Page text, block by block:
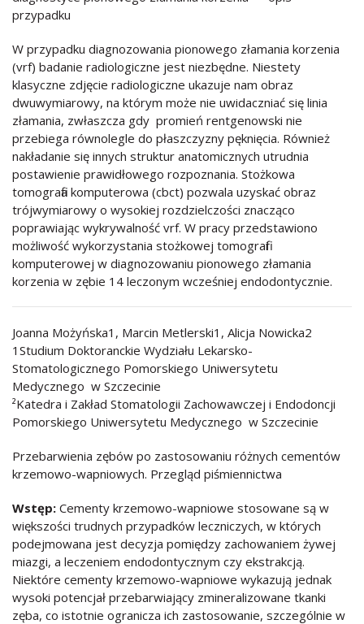
przypadku
W przypadku diagnozowania pionowego złamania korzenia
(vrf) badanie radiologiczne jest niezbędne. Niestety
klasyczne zdjęcie radiologiczne ukazuje nam obraz
dwuwymiarowy, na którym może nie uwidaczniać się linia
złamania, zwłaszcza gdy promień rentgenowski nie
przebiega równolegle do płaszczyzny pęknięcia. Również
nakładanie się innych struktur anatomicznych utrudnia
postawienie prawidłowego rozpoznania. Stożkowa
tomografia komputerowa (cbct) pozwala uzyskać obraz
trójwymiarowy o wysokiej rozdzielczości znacząco
poprawiając wykrywalność vrf. W pracy przedstawiono
możliwość wykorzystania stożkowej tomografii
komputerowej w diagnozowaniu pionowego złamania
korzenia w zębie 14 leczonym wcześniej endodontycznie.
Joanna Możyńska1, Marcin Metlerski1, Alicja Nowicka2
1Studium Doktoranckie Wydziału Lekarsko-
Stomatologicznego Pomorskiego Uniwersytetu
Medycznego w Szczecinie
²Katedra i Zakład Stomatologii Zachowawczej i Endodoncji
Pomorskiego Uniwersytetu Medycznego w Szczecinie
Przebarwienia zębów po zastosowaniu różnych cementów
krzemowo-wapniowych. Przegląd piśmiennictwa
Wstęp: Cementy krzemowo-wapniowe stosowane są w
większości trudnych przypadków leczniczych, w których
podejmowana jest decyzja pomiędzy zachowaniem żywej
miazgi, a leczeniem endodontycznym czy ekstrakcją.
Niektóre cementy krzemowo-wapniowe wykazują jednak
wysoki potencjał przebarwiający zmineralizowane tkanki
zęba, co istotnie ogranicza ich zastosowanie, szczególnie w